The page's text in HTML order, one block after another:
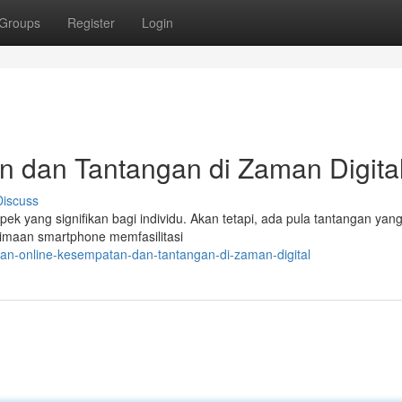
Register Login
dan Tantangan di Zaman
yang signifikan bagi individu. Akan tetapi, ada pula tantangan
smartphone memfasilitasi
online-kesempatan-dan-tantangan-di-zaman-digital